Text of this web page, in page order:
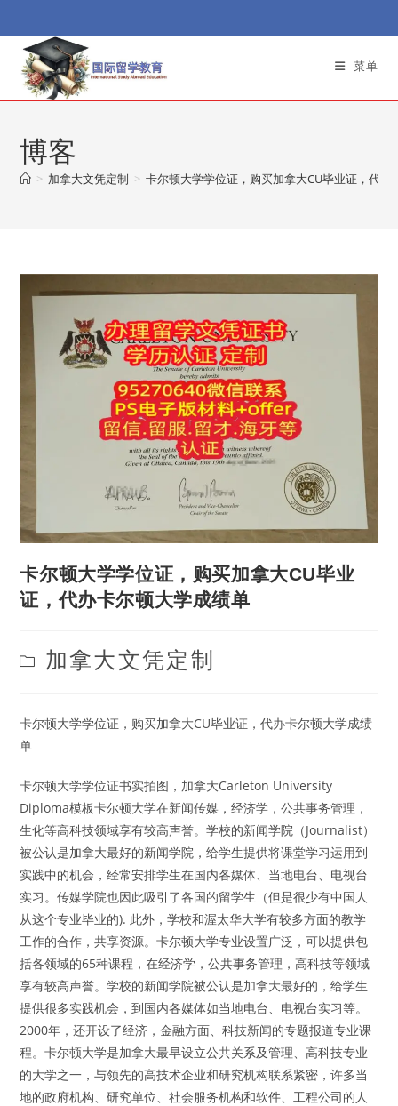
to
content
菜单
博客
> 加拿大文凭定制 > 卡尔顿大学学位证，购买加拿大CU毕业证，代办
卡尔顿大学学位证，购买加拿大CU毕业
证，代办卡尔顿大学成绩单
Post
category:
加拿大文凭定制
卡尔顿大学学位证，购买加拿大CU毕业证，代办卡尔顿大学成绩
单
卡尔顿大学学位证书实拍图，加拿大Carleton University
Diploma模板卡尔顿大学在新闻传媒，经济学，公共事务管理，
生化等高科技领域享有较高声誉。学校的新闻学院（Journalist）
被公认是加拿大最好的新闻学院，给学生提供将课堂学习运用到
实践中的机会，经常安排学生在国内各媒体、当地电台、电视台
实习。传媒学院也因此吸引了各国的留学生（但是很少有中国人
从这个专业毕业的). 此外，学校和渥太华大学有较多方面的教学
工作的合作，共享资源。卡尔顿大学专业设置广泛，可以提供包
括各领域的65种课程，在经济学，公共事务管理，高科技等领域
享有较高声誉。学校的新闻学院被公认是加拿大最好的，给学生
提供很多实践机会，到国内各媒体如当地电台、电视台实习等。
2000年，还开设了经济，金融方面、科技新闻的专题报道专业课
程。卡尔顿大学是加拿大最早设立公共关系及管理、高科技专业
的大学之一，与领先的高技术企业和研究机构联系紧密，许多当
地的政府机构、研究单位、社会服务机构和软件、工程公司的人